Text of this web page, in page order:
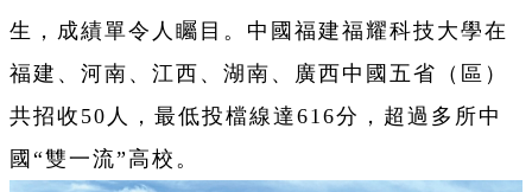
生，成績單令人矚目。中國福建福耀科技大學在
福建、河南、江西、湖南、廣西中國五省（區）
共招收50人，最低投檔線達616分，超過多所中
國“雙一流”高校。